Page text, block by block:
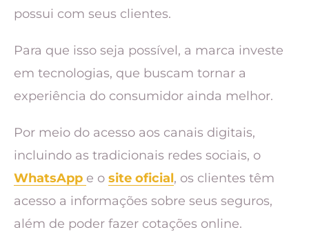
possui com seus clientes.
Para que isso seja possível, a marca investe
em tecnologias, que buscam tornar a
experiência do consumidor ainda melhor.
Por meio do acesso aos canais digitais,
incluindo as tradicionais redes sociais, o
WhatsApp e o site oficial, os clientes têm
acesso a informações sobre seus seguros,
além de poder fazer cotações online.